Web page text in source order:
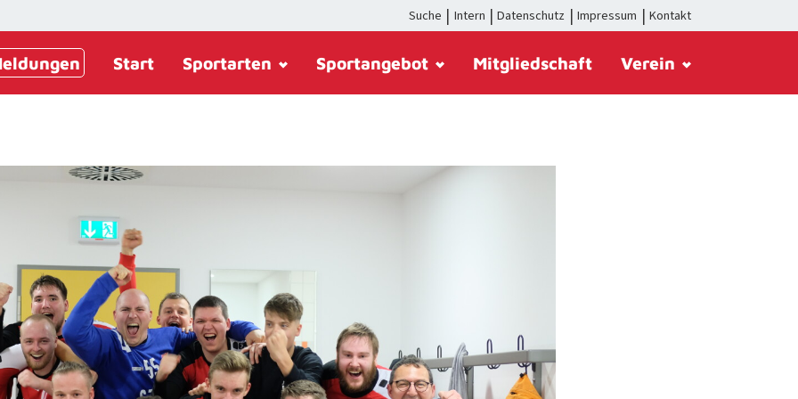
Suche Intern Datenschutz Impressum Kontakt
Start Sportarten Sportangebot Mitgliedschaft Verein